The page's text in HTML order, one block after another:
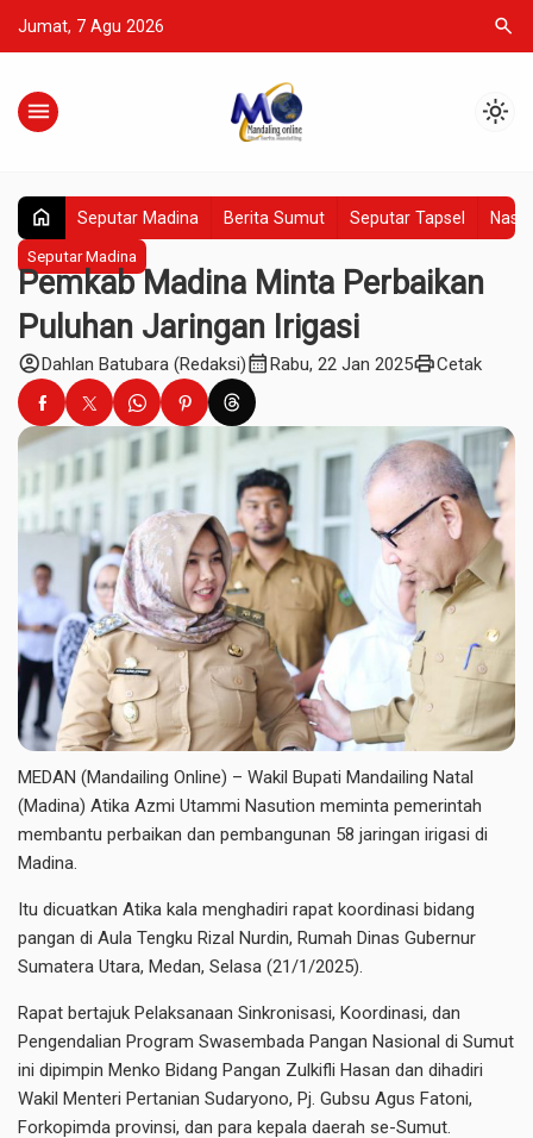
Jumat, 7 Agu 2026 search
menu light_mode
home Seputar Madina Berita Sumut Seputar Tapsel
Seputar Madina
Pemkab Madina Minta Perbaikan
Puluhan Jaringan Irigasi
account_circleDahlan Batubara (Redaksi)calendar_monthRabu, 22 Jan 2025printCetak
MEDAN (Mandailing Online) – Wakil Bupati Mandailing Natal
(Madina) Atika Azmi Utammi Nasution meminta pemerintah
membantu perbaikan dan pembangunan 58 jaringan irigasi di
Madina.
Itu dicuatkan Atika kala menghadiri rapat koordinasi bidang
pangan di Aula Tengku Rizal Nurdin, Rumah Dinas Gubernur
Sumatera Utara, Medan, Selasa (21/1/2025).
Rapat bertajuk Pelaksanaan Sinkronisasi, Koordinasi, dan
Pengendalian Program Swasembada Pangan Nasional di Sumut
ini dipimpin Menko Bidang Pangan Zulkifli Hasan dan dihadiri
Wakil Menteri Pertanian Sudaryono, Pj. Gubsu Agus Fatoni,
Forkopimda provinsi, dan para kepala daerah se-Sumut.